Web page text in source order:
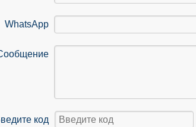
WhatsApp
код